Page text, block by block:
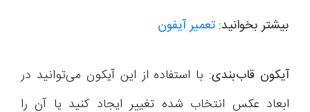
بیشتر بخوانید: تعمیر آیفون
آیکون قاب‌بندی: با استفاده از این آیکون می‌توانید در
ابعاد عکس انتخاب شده تغییر ایجاد کنید یا آن را